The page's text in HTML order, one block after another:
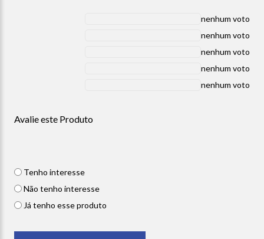
nenhum voto
nenhum voto
nenhum voto
nenhum voto
nenhum voto
Avalie este Produto
Tenho interesse
Não tenho interesse
Já tenho esse produto